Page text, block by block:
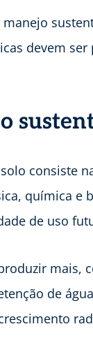
devem
consiste
química e
de uso
mais,
de